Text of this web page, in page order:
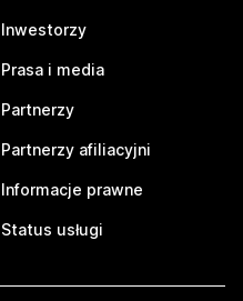
Inwestorzy
Prasa i media
Partnerzy
Partnerzy afiliacyjni
Informacje prawne
Status usługi